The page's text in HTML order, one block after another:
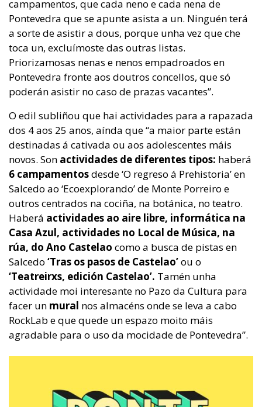
campamentos, que cada neno e cada nena de
Pontevedra que se apunte asista a un. Ninguén terá
a sorte de asistir a dous, porque unha vez que che
toca un, excluímoste das outras listas.
Priorizamosas nenas e nenos empadroados en
Pontevedra fronte aos doutros concellos, que só
poderán asistir no caso de prazas vacantes”.
O edil subliñou que hai actividades para a rapazada
dos 4 aos 25 anos, aínda que “a maior parte están
destinadas á cativada ou aos adolescentes máis
novos. Son actividades de diferentes tipos: haberá
6 campamentosdesde ‘O regreso á Prehistoria’ en
Salcedo ao ‘Ecoexplorando’ de Monte Porreiro e
outros centrados na cociña, na botánica, no teatro.
Haberá actividades ao aire libre, informática na
Casa Azul, actividades no Local de Música, na
rúa, do Ano Castelao como a busca de pistas en
Salcedo ‘Tras os pasos de Castelao’ou o
‘Teatreirxs, edición Castelao’. Tamén unha
actividade moi interesante no Pazo da Cultura para
facer un mural nos almacéns onde se leva a cabo
RockLab e que quede un espazo moito máis
agradable para o uso da mocidade de Pontevedra”.